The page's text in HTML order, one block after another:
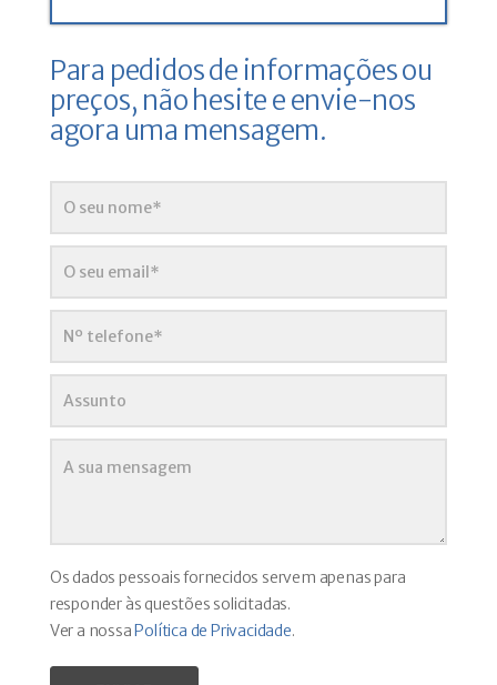
Para pedidos de informações ou
preços, não hesite e envie-nos
agora uma mensagem.
Os dados pessoais fornecidos servem apenas para
responder às questões solicitadas.
Ver a nossaPolítica de Privacidade.